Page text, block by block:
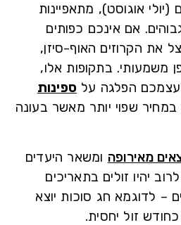
אוגוסט), מתאפיינות
אם אינכם כפותים
האוף-סיזן,
בתקופות אלו,
הפלגה עלספינות
שפוי יותר מאשר בעונה
ומשאר היעדים
זולים בתאריכים
חג סוכות יוצא
יחסית.